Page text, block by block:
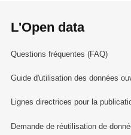
L'Open data
Questions fréquentes (FAQ)
Guide d'utilisation des données
Lignes directrices pour la
Demande de réutilisation de